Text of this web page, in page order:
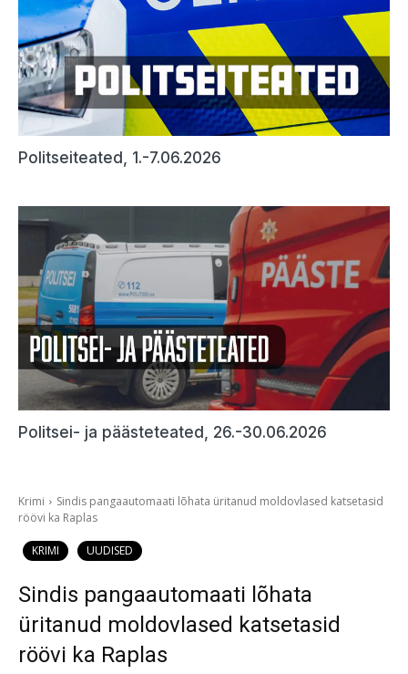
Politseiteated, 1.-7.06.2026
Politsei- ja päästeteated, 26.-30.06.2026